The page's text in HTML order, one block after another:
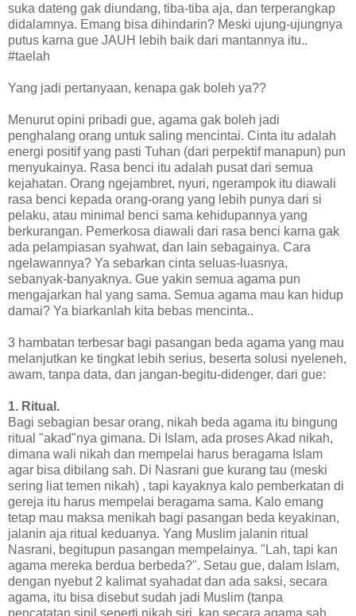
suka dateng gak diundang, tiba-tiba aja, dan terperangkap
didalamnya. Emang bisa dihindarin? Meski ujung-ujungnya
putus karna gue JAUH lebih baik dari mantannya itu..
#taelah
Yang jadi pertanyaan, kenapa gak boleh ya??
Menurut opini pribadi gue, agama gak boleh jadi
penghalang orang untuk saling mencintai. Cinta itu adalah
energi positif yang pasti Tuhan (dari perpektif manapun) pun
menyukainya. Rasa benci itu adalah pusat dari semua
kejahatan. Orang ngejambret, nyuri, ngerampok itu diawali
rasa benci kepada orang-orang yang lebih punya dari si
pelaku, atau minimal benci sama kehidupannya yang
berkurangan. Pemerkosa diawali dari rasa benci karna gak
ada pelampiasan syahwat, dan lain sebagainya. Cara
ngelawannya? Ya sebarkan cinta seluas-luasnya,
sebanyak-banyaknya. Gue yakin semua agama pun
mengajarkan hal yang sama. Semua agama mau kan hidup
damai? Ya biarkanlah kita bebas mencinta..
3 hambatan terbesar bagi pasangan beda agama yang mau
melanjutkan ke tingkat lebih serius, beserta solusi nyeleneh,
awam, tanpa data, dan jangan-begitu-didenger, dari gue:
1. Ritual.
Bagi sebagian besar orang, nikah beda agama itu bingung
ritual "akad"nya gimana. Di Islam, ada proses Akad nikah,
dimana wali nikah dan mempelai harus beragama Islam
agar bisa dibilang sah. Di Nasrani gue kurang tau (meski
sering liat temen nikah) , tapi kayaknya kalo pemberkatan di
gereja itu harus mempelai beragama sama. Kalo emang
tetap mau maksa menikah bagi pasangan beda keyakinan,
jalanin aja ritual keduanya. Yang Muslim jalanin ritual
Nasrani, begitupun pasangan mempelainya. "Lah, tapi kan
agama mereka berdua berbeda?". Setau gue, dalam Islam,
dengan nyebut 2 kalimat syahadat dan ada saksi, secara
agama, itu bisa disebut sudah jadi Muslim (tanpa
pencatatan sipil seperti nikah siri, kan secara agama sah,